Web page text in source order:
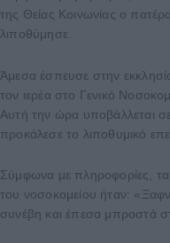
της Θείας Κοινωνίας ο
λιποθύμησε.
Άμεσα έσπευσε στην
τον ιερέα στο Γενικό
Αυτή την ώρα υποβάλλεται σε
προκάλεσε το λιποθυμικό
Σύμφωνα με πληροφορίες, τα
του νοσοκομείου ήταν:
συνέβη και έπεσα μπροστά